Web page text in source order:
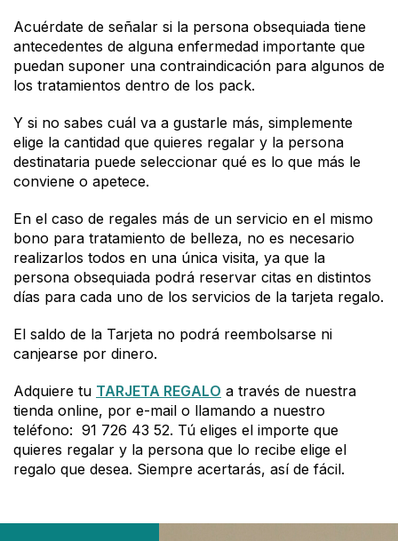
Acuérdate de señalar si la persona obsequiada tiene
antecedentes de alguna enfermedad importante que
puedan suponer una contraindicación para algunos de
los tratamientos dentro de los pack.
Y si no sabes cuál va a gustarle más, simplemente
elige la cantidad que quieres regalar y la persona
destinataria puede seleccionar qué es lo que más le
conviene o apetece.
En el caso de regales más de un servicio en el mismo
bono para tratamiento de belleza, no es necesario
realizarlos todos en una única visita, ya que la
persona obsequiada podrá reservar citas en distintos
días para cada uno de los servicios de la tarjeta regalo.
El saldo de la Tarjeta no podrá reembolsarse ni
canjearse por dinero.
Adquiere tu TARJETA REGALO a través de nuestra
tienda online, por e-mail o llamando a nuestro
teléfono: 91 726 43 52. Tú eliges el importe que
quieres regalar y la persona que lo recibe elige el
regalo que desea. Siempre acertarás, así de fácil.